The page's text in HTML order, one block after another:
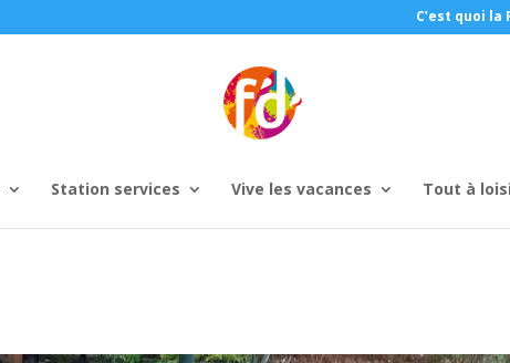
C’est quoi la
Station services Vive les vacances Tout à